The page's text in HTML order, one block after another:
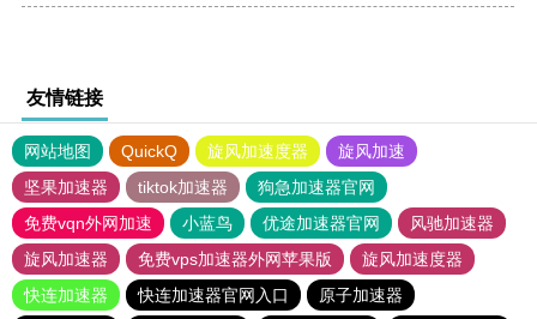
友情链接
网站地图 QuickQ 旋风加速度器
旋风加速
坚果加速器
tiktok加速器
狗急加速器官网
免费vqn外网加速
小蓝鸟 优途加速器官网
风驰加速器
旋风加速器
免费vps加速器外网苹果版
旋风加速度器
快连加速器
快连加速器官网入口
原子加速器